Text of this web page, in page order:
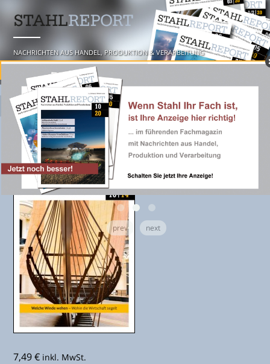
prev next
NACHRICHTEN AUS HANDEL, PRODUKTION & VERARBEITUNG
☰ MENU
7,49€ inkl. MwSt.